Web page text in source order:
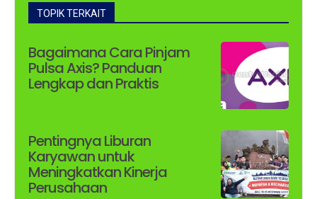
TOPIK TERKAIT
Bagaimana Cara Pinjam
Pulsa Axis? Panduan
Lengkap dan Praktis
Pentingnya Liburan
Karyawan untuk
Meningkatkan Kinerja
Perusahaan